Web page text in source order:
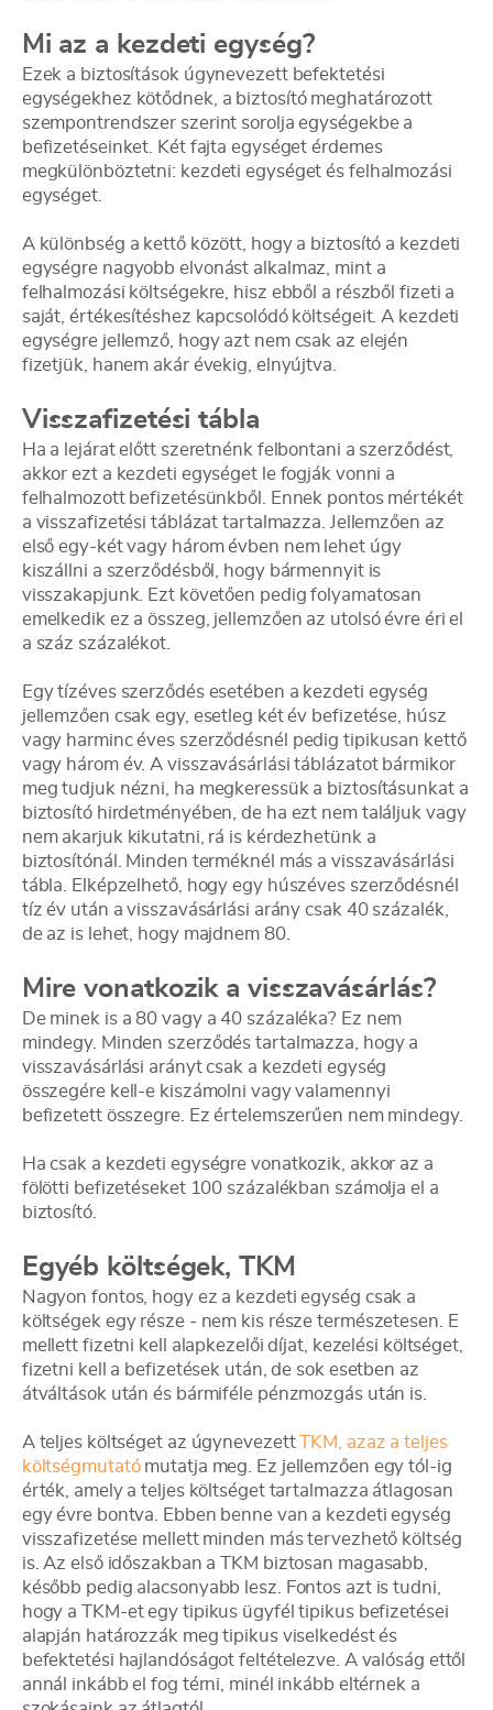
Mi az a kezdeti egység?
Ezek a biztosítások úgynevezett befektetési
egységekhez kötődnek, a biztosító meghatározott
szempontrendszer szerint sorolja egységekbe a
befizetéseinket. Két fajta egységet érdemes
megkülönböztetni: kezdeti egységet és felhalmozási
egységet.
A különbség a kettő között, hogy a biztosító a kezdeti
egységre nagyobb elvonást alkalmaz, mint a
felhalmozási költségekre, hisz ebből a részből fizeti a
saját, értékesítéshez kapcsolódó költségeit. A kezdeti
egységre jellemző, hogy azt nem csak az elején
fizetjük, hanem akár évekig, elnyújtva.
Visszafizetési tábla
Ha a lejárat előtt szeretnénk felbontani a szerződést,
akkor ezt a kezdeti egységet le fogják vonni a
felhalmozott befizetésünkből. Ennek pontos mértékét
a visszafizetési táblázat tartalmazza. Jellemzően az
első egy-két vagy három évben nem lehet úgy
kiszállni a szerződésből, hogy bármennyit is
visszakapjunk. Ezt követően pedig folyamatosan
emelkedik ez a összeg, jellemzően az utolsó évre éri el
a száz százalékot.
Egy tízéves szerződés esetében a kezdeti egység
jellemzően csak egy, esetleg két év befizetése, húsz
vagy harminc éves szerződésnél pedig tipikusan kettő
vagy három év. A visszavásárlási táblázatot bármikor
meg tudjuk nézni, ha megkeressük a biztosításunkat a
biztosító hirdetményében, de ha ezt nem találjuk vagy
nem akarjuk kikutatni, rá is kérdezhetünk a
biztosítónál. Minden terméknél más a visszavásárlási
tábla. Elképzelhető, hogy egy húszéves szerződésnél
tíz év után a visszavásárlási arány csak 40 százalék,
de az is lehet, hogy majdnem 80.
Mire vonatkozik a visszavásárlás?
De minek is a 80 vagy a 40 százaléka? Ez nem
mindegy. Minden szerződés tartalmazza, hogy a
visszavásárlási arányt csak a kezdeti egység
összegére kell-e kiszámolni vagy valamennyi
befizetett összegre. Ez értelemszerűen nem mindegy.
Ha csak a kezdeti egységre vonatkozik, akkor az a
fölötti befizetéseket 100 százalékban számolja el a
biztosító.
Egyéb költségek, TKM
Nagyon fontos, hogy ez a kezdeti egység csak a
költségek egy része - nem kis része természetesen. E
mellett fizetni kell alapkezelői díjat, kezelési költséget,
fizetni kell a befizetések után, de sok esetben az
átváltások után és bármiféle pénzmozgás után is.
A teljes költséget az úgynevezettTKM, azaz a teljes
költségmutatómutatja meg. Ez jellemzően egy tól-ig
érték, amely a teljes költséget tartalmazza átlagosan
egy évre bontva. Ebben benne van a kezdeti egység
visszafizetése mellett minden más tervezhető költség
is. Az első időszakban a TKM biztosan magasabb,
később pedig alacsonyabb lesz. Fontos azt is tudni,
hogy a TKM-et egy tipikus ügyfél tipikus befizetései
alapján határozzák meg tipikus viselkedést és
befektetési hajlandóságot feltételezve. A valóság ettől
annál inkább el fog térni, minél inkább eltérnek a